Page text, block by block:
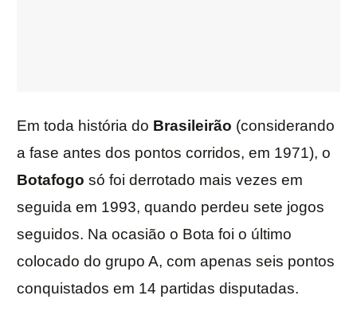
Em toda história do Brasileirão (considerando
a fase antes dos pontos corridos, em 1971), o
Botafogo só foi derrotado mais vezes em
seguida em 1993, quando perdeu sete jogos
seguidos. Na ocasião o Bota foi o último
colocado do grupo A, com apenas seis pontos
conquistados em 14 partidas disputadas.